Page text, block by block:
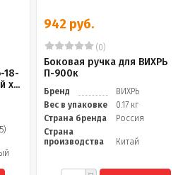
18-
х...
942 руб.
(0)
Боковая ручка для ВИХРЬ
П-900к
Бренд
ВИХРЬ
Вес в упаковке
0.17 кг
Страна бренда
Россия
Страна
производства
Китай